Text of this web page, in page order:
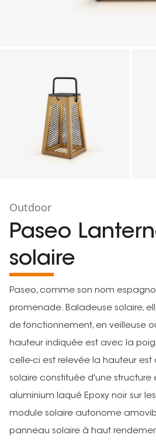
Outdoor
Paseo
solaire
Paseo, comme son nom
promenade. Baladeuse solaire,
de fonctionnement, en veilleuse
hauteur indiquée est avec la
celle-ci est relevée la hauteur est
solaire constituée d'une structure
aluminium laqué Epoxy noir sur
module solaire autonome
panneau solaire à haut